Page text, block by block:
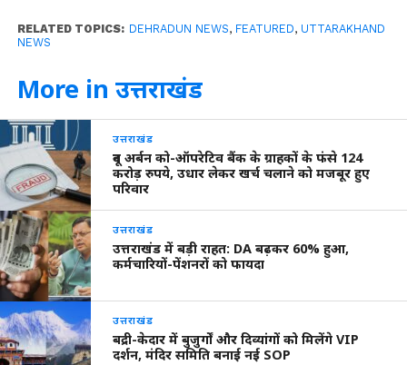
RELATED TOPICS: DEHRADUN NEWS, FEATURED, UTTARAKHAND
NEWS
More in उत्तराखंड
उत्तराखंड
दून अर्बन को-ऑपरेटिव बैंक के ग्राहकों के फंसे 124
करोड़ रुपये, उधार लेकर खर्च चलाने को मजबूर हुए
परिवार
उत्तराखंड
उत्तराखंड में बड़ी राहत: DA बढ़कर 60% हुआ,
कर्मचारियों-पेंशनरों को फायदा
उत्तराखंड
बद्री-केदार में बुजुर्गों और दिव्यांगों को मिलेंगे VIP
दर्शन, मंदिर समिति बनाई नई SOP